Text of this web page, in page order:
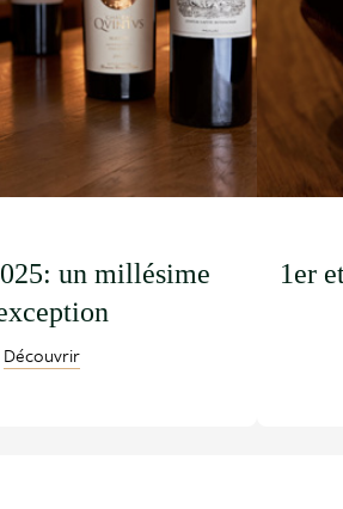
un millésime
Découvrir
1er